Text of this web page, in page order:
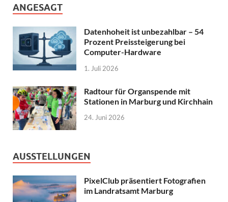
ANGESAGT
Datenhoheit ist unbezahlbar – 54
Prozent Preissteigerung bei
Computer-Hardware
1. Juli 2026
Radtour für Organspende mit
Stationen in Marburg und Kirchhain
24. Juni 2026
AUSSTELLUNGEN
PixelClub präsentiert Fotografien
im Landratsamt Marburg